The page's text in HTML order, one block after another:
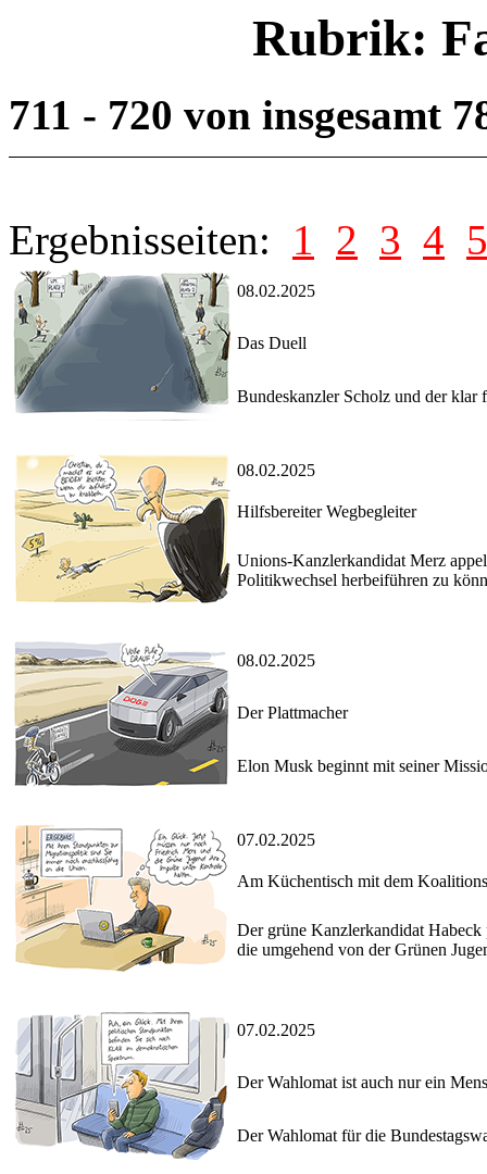
Rubrik:
711 - 720 von insgesamt
Ergebnisseiten: 1 2 3 4 5
08.02.2025
Das Duell
Bundeskanzler Scholz und der
08.02.2025
Hilfsbereiter Wegbegleiter
Unions-Kanzlerkandidat Merz
Politikwechsel herbeiführen zu
08.02.2025
Der Plattmacher
Elon Musk beginnt mit seiner
07.02.2025
Am Küchentisch mit dem
Der grüne Kanzlerkandidat Habeck
die umgehend von der Grünen
07.02.2025
Der Wahlomat ist auch nur ein
Der Wahlomat für die